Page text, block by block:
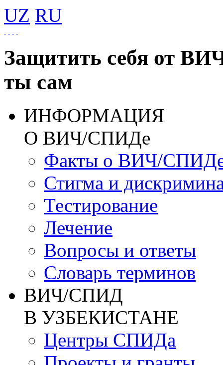
UZ RU
Защитить себя от
ты сам
ИНФОРМАЦИЯ
О ВИЧ/СПИДе
Факты о ВИЧ/
Стигма и
Тестирование
Лечение
Вопросы и ответы
Словарь терминов
ВИЧ/СПИД
В УЗБЕКИСТАНЕ
Центры СПИДа